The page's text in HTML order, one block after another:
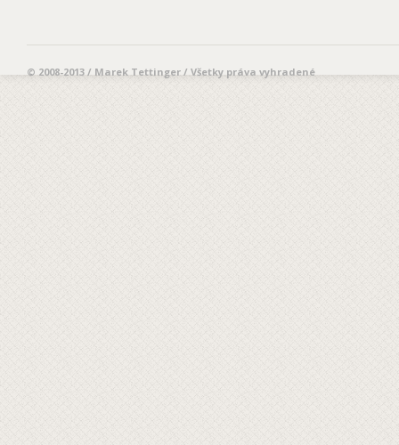
© 2008-2013 / Marek Tettinger / Všetky práva vyhradené